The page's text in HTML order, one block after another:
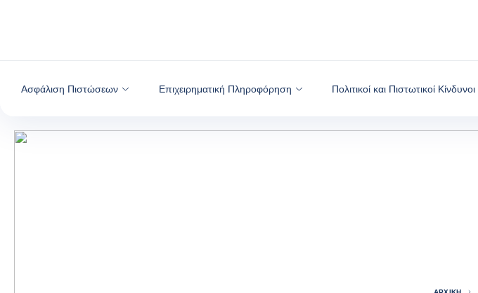
Ασφάλιση Πιστώσεων Επιχειρηματική Πληροφόρηση Πολιτικοί και Πιστωτικοί Κίνδυνοι